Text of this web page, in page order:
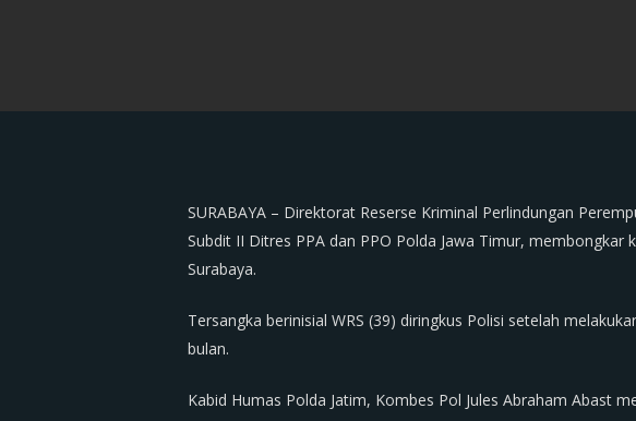
SURABAYA – Direktorat Reserse Kriminal Perlindungan
Subdit II Ditres PPA dan PPO Polda Jawa Timur,
Surabaya.
Tersangka berinisial WRS (39) diringkus Polisi setelah
bulan.
Kabid Humas Polda Jatim, Kombes Pol Jules Abraham Abast